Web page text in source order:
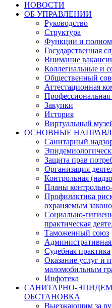
НОВОСТИ
ОБ УПРАВЛЕНИИ
Руководство
Структура
Функции и
Государственная
Внимание
Коллегиальные и
Общественный
Аттестационная
Профессиональная
Закупки
История
Виртуальный
ОСНОВНЫЕ
Санитарный
Защита прав
Организация
Контрольная
Планы
Профилактика
охраняемым
Социально-
практическая
Таможенный союз
Судебная практика
Оказание услуг и
маломобильным
Инфотека
САНИТАРНО-
ОБСТАНОВКА
Выезжающим за